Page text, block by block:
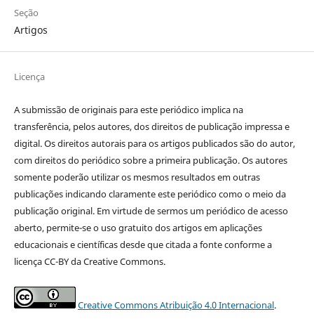
Seção
Artigos
Licença
A submissão de originais para este periódico implica na
transferência, pelos autores, dos direitos de publicação impressa e
digital. Os direitos autorais para os artigos publicados são do autor,
com direitos do periódico sobre a primeira publicação. Os autores
somente poderão utilizar os mesmos resultados em outras
publicações indicando claramente este periódico como o meio da
publicação original. Em virtude de sermos um periódico de acesso
aberto, permite-se o uso gratuito dos artigos em aplicações
educacionais e científicas desde que citada a fonte conforme a
licença CC-BY da Creative Commons.
Creative Commons Atribuição 4.0 Internacional.